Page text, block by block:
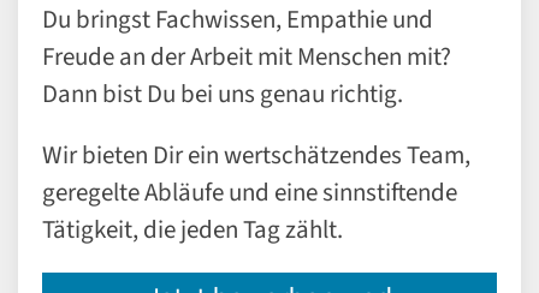
Du bringst Fachwissen, Empathie und
Freude an der Arbeit mit Menschen mit?
Dann bist Du bei uns genau richtig.
Wir bieten Dir ein wertschätzendes Team,
geregelte Abläufe und eine sinnstiftende
Tätigkeit, die jeden Tag zählt.